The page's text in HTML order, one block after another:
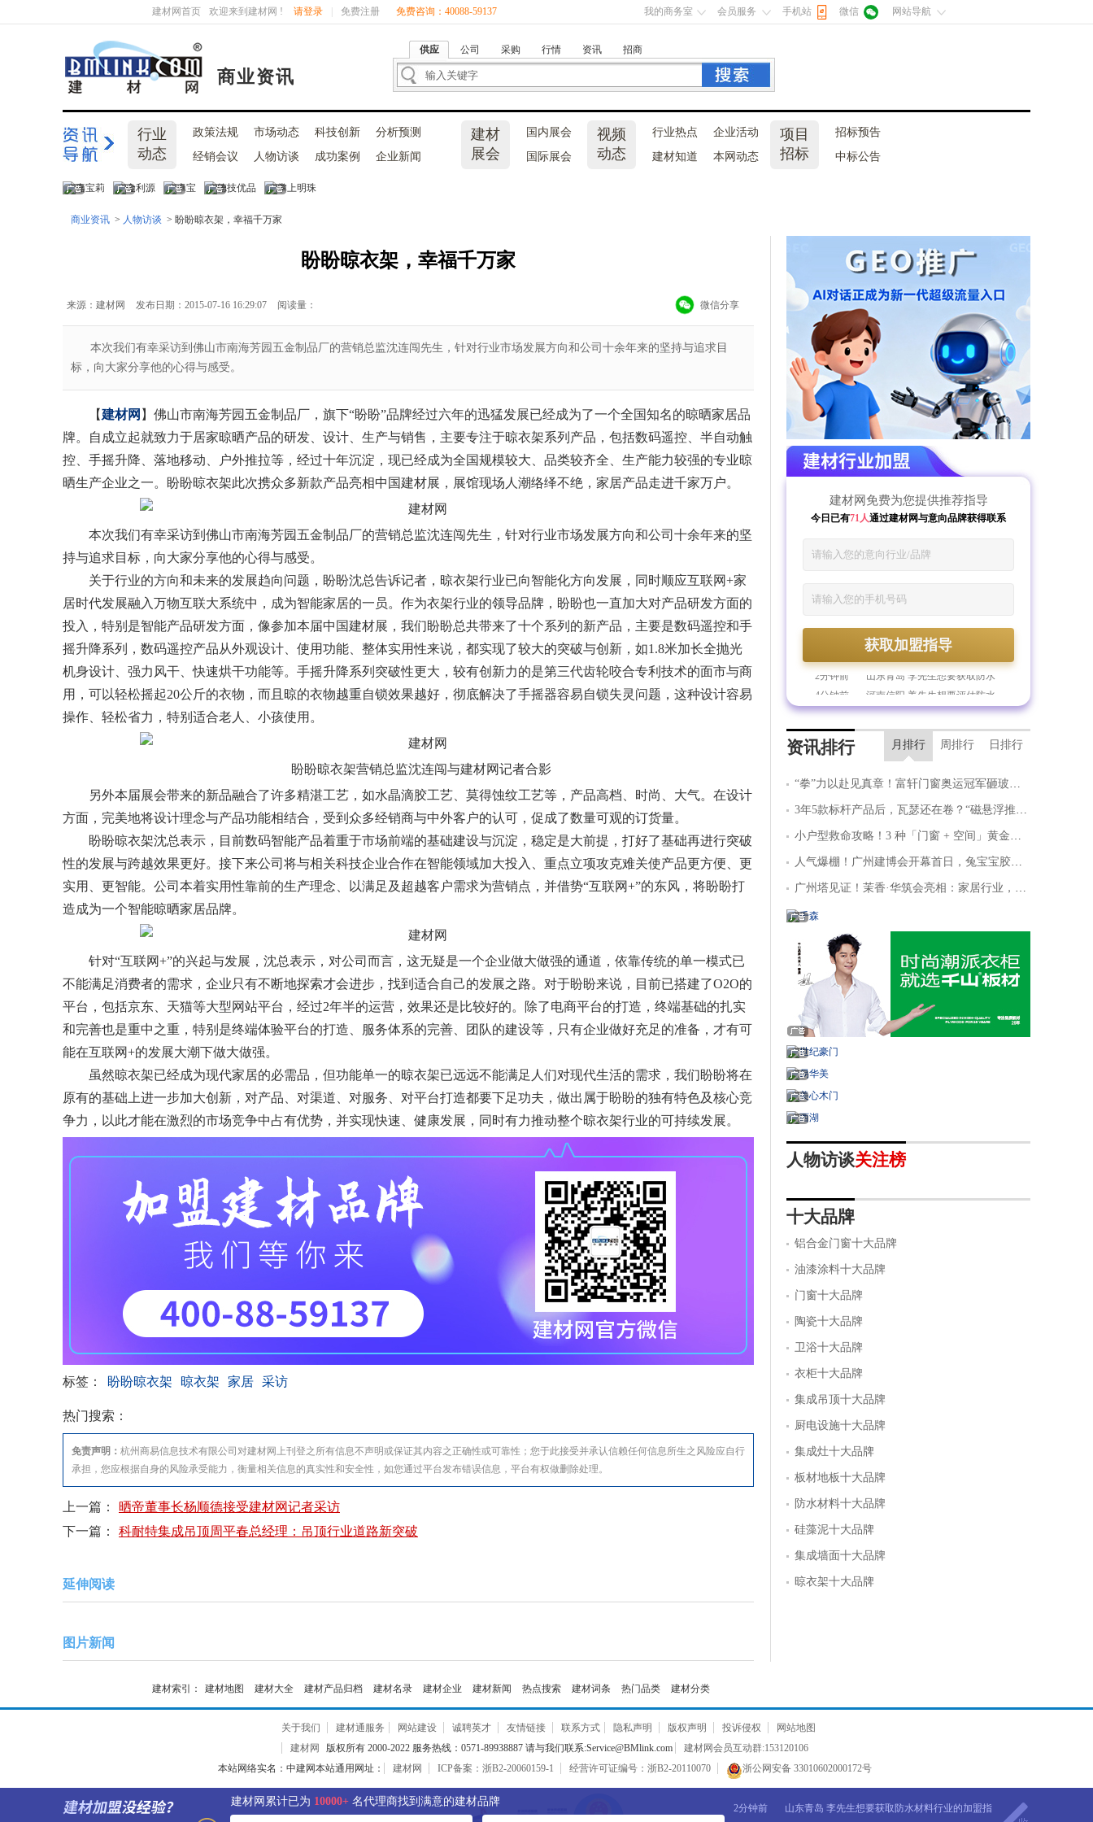
建材网首页 欢迎来到建材网 ! 请登录 免费注册 免费咨询：40088-59137 我的商务室 会员服务 手机站 微信 网站导航
商业资讯
供应 公司 采购 行情 资讯 招商
行业
动态
政策法规 市场动态 科技创新
分析预测
经销会议
人物访谈 成功案例 企业新闻
建材
展会
国内展会
国际展会
视频
动态
行业热点
企业活动
建材知道
本网动态
项目
招标
招标预告
中标公告
商业资讯 > 人物访谈 > 盼盼晾衣架，幸福千万家
盼盼晾衣架，幸福千万家
来源：建材网 发布日期：2015-07-16 16:29:07 阅读量： 微信分享
本次我们有幸采访到佛山市南海芳园五金制品厂的营销总监沈连闯先生，针对行业市场发展方向和公司十余年来的坚持与追求目
标，向大家分享他的心得与感受。
【建材网 】佛山市南海芳园五金制品厂，旗下“盼盼”品牌经过六年的迅猛发展已经成为了一个全国知名的晾晒家居品
牌。自成立起就致力于居家晾晒产品的研发、设计、生产与销售，主要专注于晾衣架系列产品，包括数码遥控、半自动触
控、手摇升降、落地移动、户外推拉等，经过十年沉淀，现已经成为全国规模较大、品类较齐全、生产能力较强的专业晾
晒生产企业之一。盼盼晾衣架此次携众多新款产品亮相中国建材展，展馆现场人潮络绎不绝，家居产品走进千家万户。
本次我们有幸采访到佛山市南海芳园五金制品厂的营销总监沈连闯先生，针对行业市场发展方向和公司十余年来的坚
持与追求目标，向大家分享他的心得与感受。
关于行业的方向和未来的发展趋向问题，盼盼沈总告诉记者，晾衣架行业已向智能化方向发展，同时顺应互联网+家
居时代发展融入万物互联大系统中，成为智能家居的一员。作为衣架行业的领导品牌，盼盼也一直加大对产品研发方面的
投入，特别是智能产品研发方面，像参加本届中国建材展，我们盼盼总共带来了十个系列的新产品，主要是数码遥控和手
摇升降系列，数码遥控产品从外观设计、使用功能、整体实用性来说，都实现了较大的突破与创新，如1.8米加长全抛光
机身设计、强力风干、快速烘干功能等。手摇升降系列突破性更大，较有创新力的是第三代齿轮咬合专利技术的面市与商
用，可以轻松摇起20公斤的衣物，而且晾的衣物越重自锁效果越好，彻底解决了手摇器容易自锁失灵问题，这种设计容易
操作、轻松省力，特别适合老人、小孩使用。
盼盼晾衣架营销总监沈连闯与建材网记者合影
另外本届展会带来的新品融合了许多精湛工艺，如水晶滴胶工艺、莫得蚀纹工艺等，产品高档、时尚、大气。在设计
方面，完美地将设计理念与产品功能相结合，受到众多经销商与中外客户的认可，促成了数量可观的订货量。
盼盼晾衣架沈总表示，目前数码智能产品着重于市场前端的基础建设与沉淀，稳定是大前提，打好了基础再进行突破
性的发展与跨越效果更好。接下来公司将与相关科技企业合作在智能领域加大投入、重点立项攻克难关使产品更方便、更
实用、更智能。公司本着实用性靠前的生产理念、以满足及超越客户需求为营销点，并借势“互联网+”的东风，将盼盼打
造成为一个智能晾晒家居品牌。
针对“互联网+”的兴起与发展，沈总表示，对公司而言，这无疑是一个企业做大做强的通道，依靠传统的单一模式已
不能满足消费者的需求，企业只有不断地探索才会进步，找到适合自己的发展之路。对于盼盼来说，目前已搭建了O2O的
平台，包括京东、天猫等大型网站平台，经过2年半的运营，效果还是比较好的。除了电商平台的打造，终端基础的扎实
和完善也是重中之重，特别是终端体验平台的打造、服务体系的完善、团队的建设等，只有企业做好充足的准备，才有可
能在互联网+的发展大潮下做大做强。
虽然晾衣架已经成为现代家居的必需品，但功能单一的晾衣架已远远不能满足人们对现代生活的需求，我们盼盼将在
原有的基础上进一步加大创新，对产品、对渠道、对服务、对平台打造都要下足功夫，做出属于盼盼的独有特色及核心竞
争力，以此才能在激烈的市场竞争中占有优势，并实现快速、健康发展，同时有力推动整个晾衣架行业的可持续发展。
标签： 盼盼晾衣架 晾衣架 家居 采访
热门搜索：
免责声明： 杭州商易信息技术有限公司对建材网上刊登之所有信息不声明或保证其内容之正确性或可靠性；您于此接受并承认信赖任何信息所生之风险应自行
承担，您应根据自身的风险承受能力，衡量相关信息的真实性和安全性，如您通过平台发布错误信息，平台有权做删除处理。
上一篇：
晒帝董事长杨顺德接受建材网记者采访
下一篇：
科耐特集成吊顶周平春总经理：吊顶行业道路新突破
延伸阅读
图片新闻
建材网免费为您提供推荐指导
今日已有71人通过建材网与意向品牌获得联系
获取加盟指导
59分钟前
河南郑州 倪先生想要获取管材
浙江杭州 郎先生想要获取美涂
士漆的加盟资料
2分钟前
山东青岛 李先生想要获取防水
材料的加盟预算
7分钟前
山东菏泽 庄女士想要获取门窗
优品的加盟资料
18分钟前
江苏盐城 葛先生想要了解智能
锁行业的加盟预算广东深圳 许先生想要获取地板
品牌的加盟指导
22分钟前
西藏日喀则 张先生想要获取门
窗行业的加盟指导
31分钟前
陕西西安 魏先生想要获取大王
砖的加盟资料
38分钟前
江苏徐州 文先生想要了解智能
家居的加盟预算
42分钟前
安徽合肥 雷先生想要获取建材
行业的加盟指导
46分钟前
浙江宁波 王女士想要获取千年
板材的加盟预算
59分钟前
的加盟指导
1分钟前
士漆的加盟资料
2分钟前
山东青岛 李先生想要获取防水
材料行业的加盟指导
4分钟前
河南信阳 姜先生想要评估防水
材料的加盟预算
资讯排行 月排行 周排行 日排行
“拳”力以赴见真章！富轩门窗奥运冠军砸玻璃铁拳挑战赛暨新型玻璃发布会广州建博会火爆出圈！
3年5款标杆产品后，瓦瑟还在卷？“磁悬浮推拉系统”即将上市
小户型救命攻略！3 种「门窗 + 空间」黄金搭配
人气爆棚！广州建博会开幕首日，兔宝宝胶粘剂凭环保硬实力强势出圈
广州塔见证！茉香·华筑会亮相：家居行业，为什么被一家板材企业引领CMF与全案落地？
人物访谈关注榜
十大品牌
铝合金门窗十大品牌
油漆涂料十大品牌
门窗十大品牌
陶瓷十大品牌
卫浴十大品牌
衣柜十大品牌
集成吊顶十大品牌
厨电设施十大品牌
集成灶十大品牌
板材地板十大品牌
防水材料十大品牌
硅藻泥十大品牌
集成墙面十大品牌
晾衣架十大品牌
建材索引： 建材地图 建材大全 建材产品归档 建材名录 建材企业 建材新闻 热点搜索 建材词条 热门品类 建材分类
关于我们 建材通服务 网站建设 诚聘英才 友情链接 联系方式 隐私声明 版权声明 投诉侵权
网站地图
建材网
版权所有 2000-2022 服务热线：0571-89938887 请与我们联系:Service@BMlink.com
建材网会员互动群:153120106
本站网络实名：中建网本站通用网址：
建材网 ICP备案：浙B2-20060159-1 经营许可证编号：浙B2-20110070 浙公网安备 33010602000172号
建材网累计已为 10000+ 名代理商找到满意的建材品牌
59分钟前
河南郑州 倪先生想要获取管材的加盟指导
1分钟前
浙江杭州 郎先生想要获取美涂士漆的加盟资料
导
4分钟前 河南信阳 姜先生想要评估防水材料的加盟预算